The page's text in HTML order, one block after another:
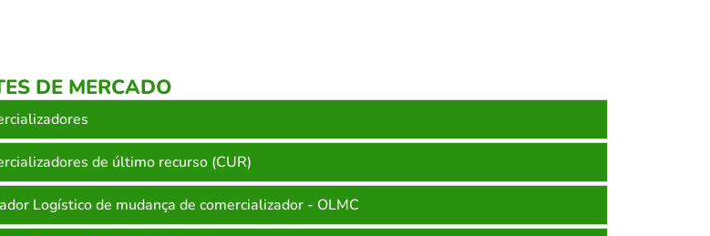
DE MERCADO
de último recurso (CUR)
Logístico de mudança de comercializador - OLMC